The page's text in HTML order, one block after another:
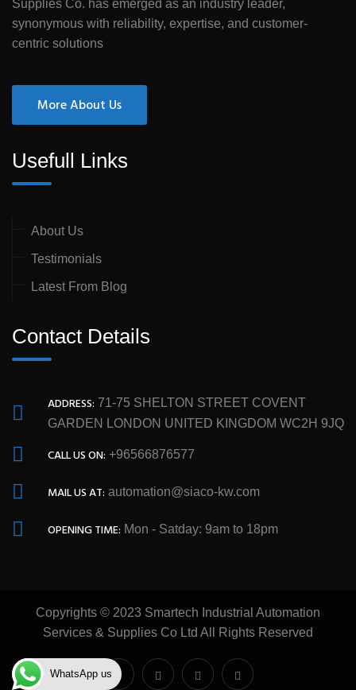
Supplies Co. has emerged as an industry leader,
synonymous with reliability, expertise, and customer-
centric solutions
More About Us
Usefull Links
About Us
Testimonials
Latest From Blog
Contact Details
ADDRESS: 71-75 SHELTON STREET COVENT
GARDEN LONDON UNITED KINGDOM WC2H 9JQ
CALL US ON: +96566876577
MAIL US AT: automation@siaco-kw.com
OPENING TIME: Mon - Satday: 9am to 18pm
Copyrights © 2023 Smartech Industrial Automation
Services & Supplies Co Ltd All Rights Reserved
WhatsApp us